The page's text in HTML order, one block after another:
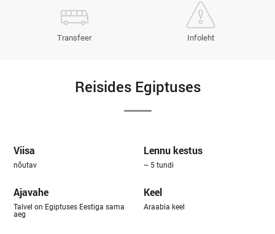
Transfeer Infoleht
Reisides Egiptuses
Viisa
nõutav
Lennu kestus
~ 5 tundi
Ajavahe
Talvel on Egiptuses Eestiga sama
aeg
Keel
Araabia keel